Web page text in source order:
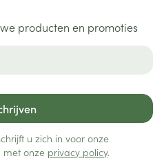
producten en promoties
u zich in voor onze
met onze privacy policy.